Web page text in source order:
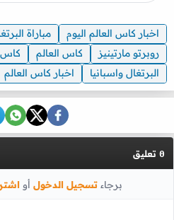
اخبار كاس العالم اليوم مباراة
روبرتو مارتينيز
كاس العالم
كاس
البرتغال واسبانيا
اخبار كاس العالم
0 تعليق
برجاءتسجيل الدخول أو